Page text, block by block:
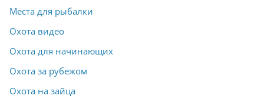
Места для рыбалки
Охота видео
Охота для начинающих
Охота за рубежом
Охота на зайца